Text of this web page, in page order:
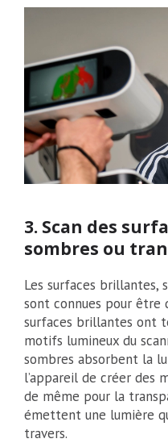
3. Scan des
sombres ou
Les surfaces brillantes,
sont connues pour être
surfaces brillantes ont
motifs lumineux du
sombres absorbent la
l’appareil de créer des
de même pour la
émettent une lumière
travers.